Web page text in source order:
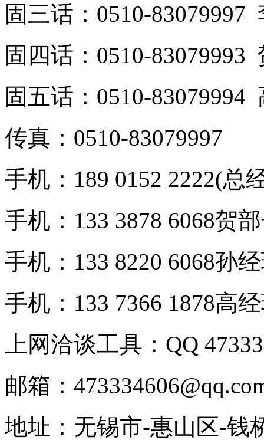
固三话：0510-83079997
固四话：0510-83079993
固五话：0510-83079994
传真：0510-83079997
手机：189 0152 2222(总
手机：133 3878 6068贺
手机：133 8220 6068孙
手机：133 7366 1878高
上网洽谈工具：QQ
邮箱：
地址：无锡市-惠山区-钱